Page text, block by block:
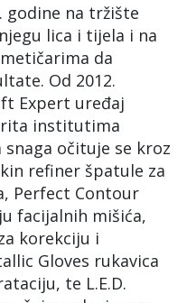
godine na tržište
lica i tijela i na
da
Od 2012.
Expert uređaj
institutima
očituje se kroz
refiner špatule za
Perfect Contour
facijalnih mišića,
korekciju i
Gloves rukavica
te L.E.D.